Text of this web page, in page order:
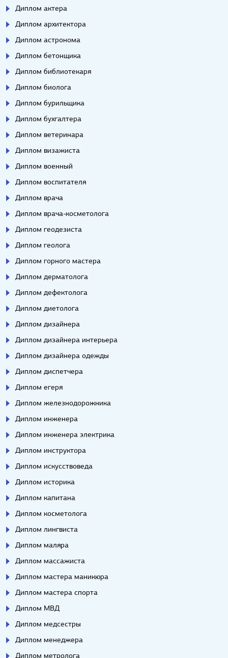
Диплом актера
Диплом архитектора
Диплом астронома
Диплом бетонщика
Диплом библиотекаря
Диплом биолога
Диплом бурильщика
Диплом бухгалтера
Диплом ветеринара
Диплом визажиста
Диплом военный
Диплом воспитателя
Диплом врача
Диплом врача-косметолога
Диплом геодезиста
Диплом геолога
Диплом горного мастера
Диплом дерматолога
Диплом дефектолога
Диплом диетолога
Диплом дизайнера
Диплом дизайнера интерьера
Диплом дизайнера одежды
Диплом диспетчера
Диплом егеря
Диплом железнодорожника
Диплом инженера
Диплом инженера электрика
Диплом инструктора
Диплом искусствоведа
Диплом историка
Диплом капитана
Диплом косметолога
Диплом лингвиста
Диплом маляра
Диплом массажиста
Диплом мастера маникюра
Диплом мастера спорта
Диплом МВД
Диплом медсестры
Диплом менеджера
Диплом метролога